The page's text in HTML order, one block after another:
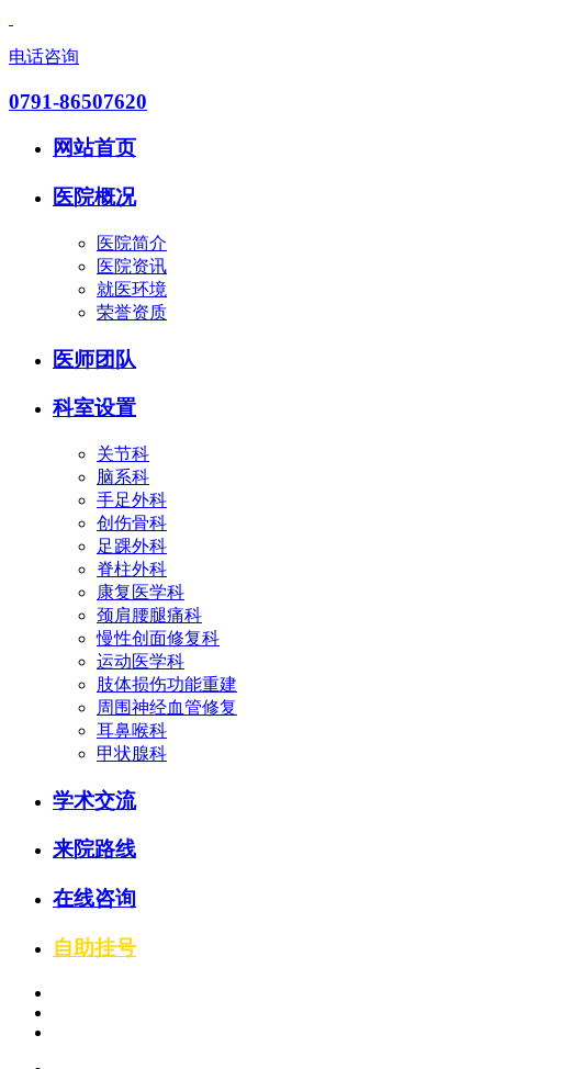
电话咨询
0791-86507620
网站首页
医院概况
医院简介
医院资讯
就医环境
荣誉资质
医师团队
科室设置
关节科
脑系科
手足外科
创伤骨科
足踝外科
脊柱外科
康复医学科
颈肩腰腿痛科
慢性创面修复科
运动医学科
肢体损伤功能重建
周围神经血管修复
耳鼻喉科
甲状腺科
学术交流
来院路线
在线咨询
自助挂号